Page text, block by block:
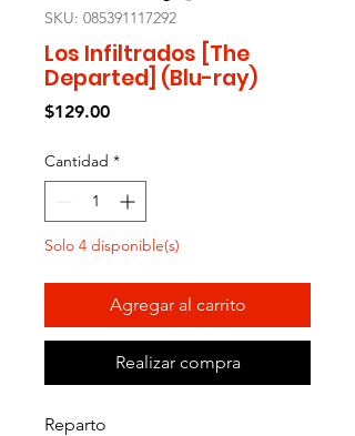
SKU: 085391117292
Los Infiltrados [The
Departed] (Blu-ray)
$129.00Precio
Cantidad *
Solo 4 disponible(s)
Agregar al carrito
Realizar compra
Reparto